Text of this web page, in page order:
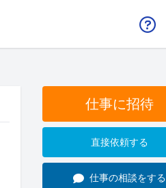
仕事に招待
直接依頼する
仕事の相談をする